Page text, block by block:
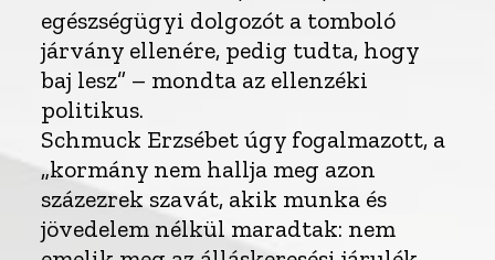
egészségügyi dolgozót a tomboló
járvány ellenére, pedig tudta, hogy
baj lesz” – mondta az ellenzéki
politikus.
Schmuck Erzsébet úgy fogalmazott, a
„kormány nem hallja meg azon
százezrek szavát, akik munka és
jövedelem nélkül maradtak: nem